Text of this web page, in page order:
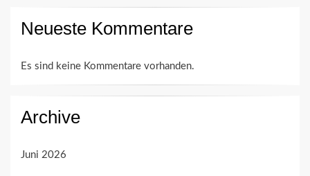
Neueste Kommentare
Es sind keine Kommentare vorhanden.
Archive
Juni 2026